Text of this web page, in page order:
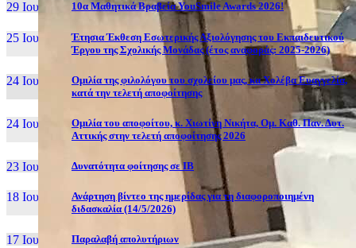
29 Ιουν, 26 10α Μαθητικά Βραβεία YouSmile Awards 2026!
25 Ιουν, 26
Έτησια Έκθεση Εσωτερικής Αξιολόγησης του Εκπαιδευτικού
Έργου της Σχολικής Μονάδας (έτος αναφοράς: 2025-2026)
24 Ιουν, 26
Ομιλία της φιλολόγου του σχολείου μας, κα Χολέβα Ευαγγελία,
κατά την τελετή αποφοίτησης
24 Ιουν, 26
Ομιλία του αποφοίτου, κ. Χιωτίνη Νικήτα, Ομ. Καθ. Παν. Δυτ.
Αττικής στην τελετή αποφοίτησης 2026
23 Ιουν, 26 Δυνατότητα φοίτησης σε ΙΒ
18 Ιουν, 26
Ανάρτηση βίντεο της ημερίδας για τη διαφοροποιημένη
διδασκαλία (14/5/2026)
17 Ιουν, 26 Παραλαβή απολυτήριων